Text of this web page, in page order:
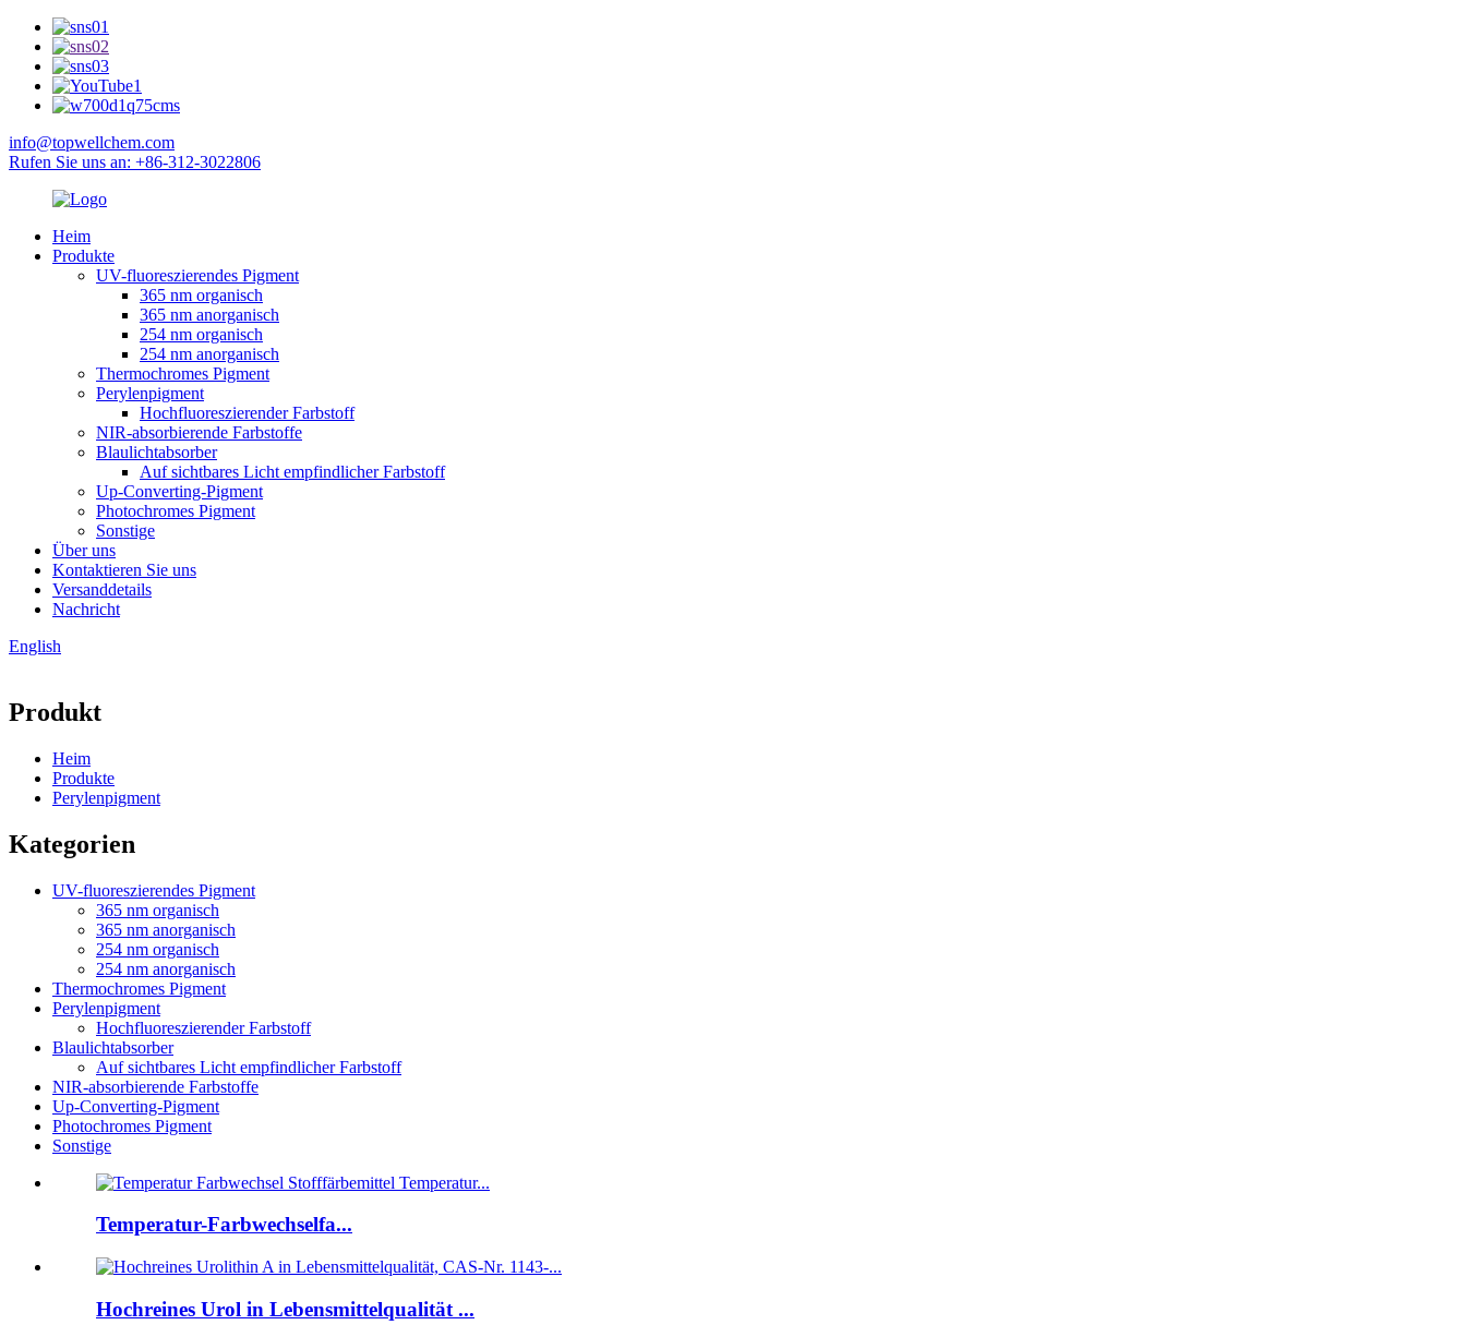
info@topwellchem.com
Rufen Sie uns an: +86-312-3022806
Heim
Produkte
UV-fluoreszierendes Pigment
365 nm organisch
365 nm anorganisch
254 nm organisch
254 nm anorganisch
Thermochromes Pigment
Perylenpigment
Hochfluoreszierender Farbstoff
NIR-absorbierende Farbstoffe
Blaulichtabsorber
Auf sichtbares Licht empfindlicher Farbstoff
Up-Converting-Pigment
Photochromes Pigment
Sonstige
Über uns
Kontaktieren Sie uns
Versanddetails
Nachricht
English
Produkt
Heim
Produkte
Perylenpigment
Kategorien
UV-fluoreszierendes Pigment
365 nm organisch
365 nm anorganisch
254 nm organisch
254 nm anorganisch
Thermochromes Pigment
Perylenpigment
Hochfluoreszierender Farbstoff
Blaulichtabsorber
Auf sichtbares Licht empfindlicher Farbstoff
NIR-absorbierende Farbstoffe
Up-Converting-Pigment
Photochromes Pigment
Sonstige
Temperatur-Farbwechselfa...
Hochreines Urol in Lebensmittelqualität ...